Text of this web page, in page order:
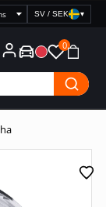
SV / SEK ▾
0